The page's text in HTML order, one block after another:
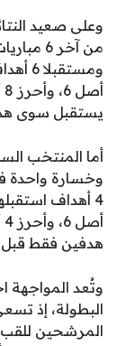
يستقبل سوى
هدفين فقط قبل
وتُعد المواجهة
البطولة، إذ
المرشحين